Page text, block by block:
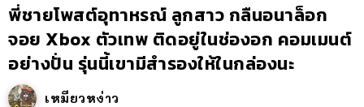
พี่ชายโพสต์อุทาหรณ์ ลูกสาว กลืนอนาล็อก
จอย Xbox ตัวเทพ ติดอยู่ในช่องอก คอมเมนต์
อย่างปั่น รุ่นนี้เขามีสำรองให้ในกล่องนะ
เหมียวหง่าว